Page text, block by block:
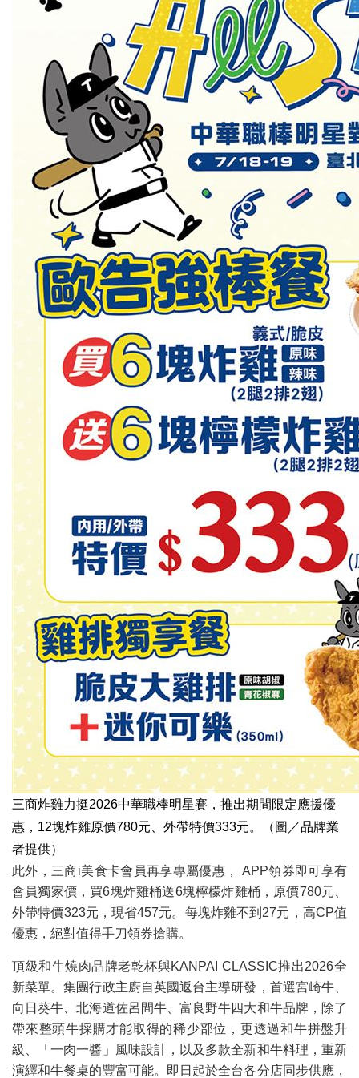
三商炸雞力挺2026中華職棒明星賽，推出期間限定應援優
惠，12塊炸雞原價780元、外帶特價333元。（圖／品牌業
者提供）
此外，三商i美食卡會員再享專屬優惠， APP領券即可享有
會員獨家價，買6塊炸雞桶送6塊檸檬炸雞桶，原價780元、
外帶特價323元，現省457元。每塊炸雞不到27元，高CP值
優惠，絕對值得手刀領券搶購。
頂級和牛燒肉品牌老乾杯與KANPAI CLASSIC推出2026全
新菜單。集團行政主廚自英國返台主導研發，首選宮崎牛、
向日葵牛、北海道佐呂間牛、富良野牛四大和牛品牌，除了
帶來整頭牛採購才能取得的稀少部位，更透過和牛拼盤升
級、「一肉一醬」風味設計，以及多款全新和牛料理，重新
演繹和牛餐桌的豐富可能。即日起於全台各分店同步供應，